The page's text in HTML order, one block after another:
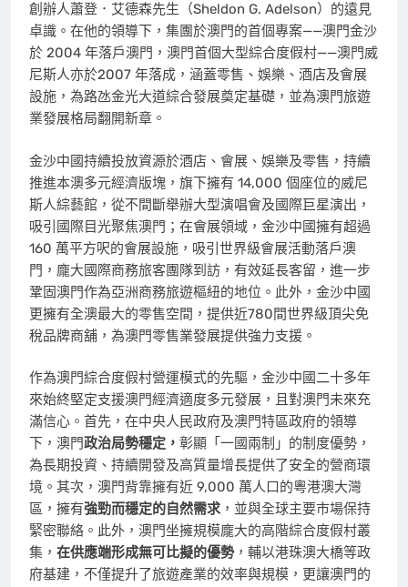
創辦人蕭登．艾德森先生（Sheldon G. Adelson）的遠見
卓識。在他的領導下，集團於澳門的首個專案——澳門金沙
於 2004 年落戶澳門，澳門首個大型綜合度假村——澳門威
尼斯人亦於2007 年落成，涵蓋零售、娛樂、酒店及會展
設施，為路氹金光大道綜合發展奠定基礎，並為澳門旅遊
業發展格局翻開新章。
金沙中國持續投放資源於酒店、會展、娛樂及零售，持續
推進本澳多元經濟版塊，旗下擁有 14,000 個座位的威尼
斯人綜藝館，從不間斷舉辦大型演唱會及國際巨星演出，
吸引國際目光聚焦澳門；在會展領域，金沙中國擁有超過
160 萬平方呎的會展設施，吸引世界級會展活動落戶澳
門，龐大國際商務旅客團隊到訪，有效延長客留，進一步
鞏固澳門作為亞洲商務旅遊樞紐的地位。此外，金沙中國
更擁有全澳最大的零售空間，提供近780間世界級頂尖免
稅品牌商舖，為澳門零售業發展提供強力支援。
作為澳門綜合度假村營運模式的先驅，金沙中國二十多年
來始終堅定支援澳門經濟適度多元發展，且對澳門未來充
滿信心。首先，在中央人民政府及澳門特區政府的領導
下，澳門政治局勢穩定， 彰顯「一國兩制」的制度優勢，
為長期投資、持續開發及高質量增長提供了安全的營商環
境。其次，澳門背靠擁有近 9,000 萬人口的粵港澳大灣
區，擁有強勁而穩定的自然需求 ，並與全球主要市場保持
緊密聯絡。此外，澳門坐擁規模龐大的高階綜合度假村叢
集， 在供應端形成無可比擬的優勢，輔以港珠澳大橋等政
府基建，不僅提升了旅遊產業的效率與規模，更讓澳門的